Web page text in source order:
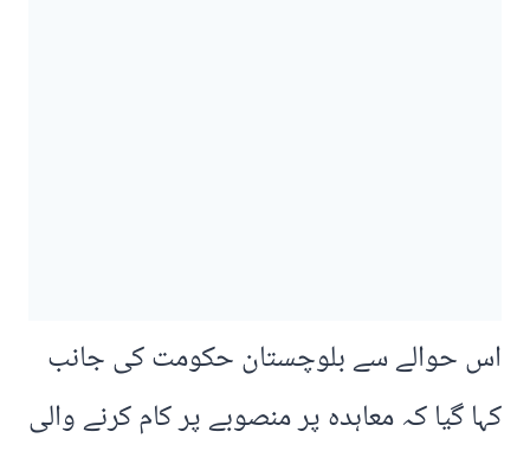
اس حوالے سے بلوچستان حکومت کی جانب
کہا گیا کہ معاہدہ پر منصوبے پر کام کرنے والی